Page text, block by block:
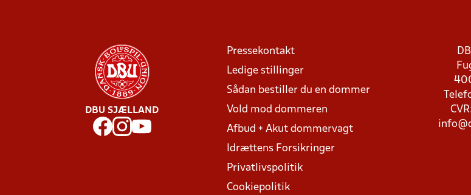
DBU SJÆLLAND
Pressekontakt
Ledige stillinger
Sådan bestiller du en dommer
Vold mod dommeren
Afbud + Akut dommervagt
Idrættens Forsikringer
Privatlivspolitik
Cookiepolitik